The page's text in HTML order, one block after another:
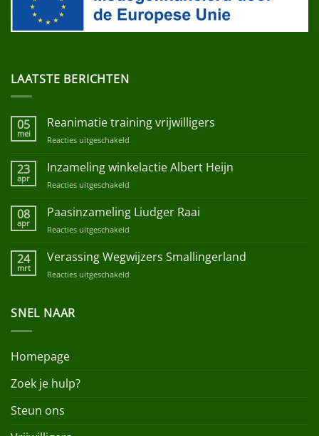
LAATSTE BERICHTEN
05
mei
Reanimatie training vrijwilligers
Reacties uitgeschakeld
training
23
apr
Inzameling winkelactie Albert Heijn
Reacties uitgeschakeld
winkelactie
Albert
08
apr
Paasinzameling Liudger Raai
Reacties uitgeschakeld
Liudger
Raai
24
mrt
Verassing Wegwijzers Smallingerland
Reacties uitgeschakeld
SNEL NAAR
Homepage
Zoek je hulp?
Steun ons